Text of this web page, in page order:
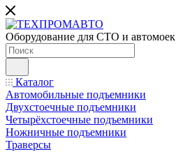
Оборудование для СТО и автомоек
Каталог
Автомобильные подъемники
Двухстоечные подъемники
Четырёхстоечные подъемники
Ножничные подъемники
Траверсы